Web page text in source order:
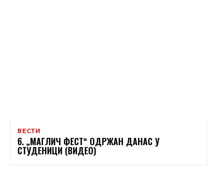
ВЕСТИ
6. „МАГЛИЧ ФЕСТ“ ОДРЖАН ДАНАС У
СТУДЕНИЦИ (ВИДЕО)